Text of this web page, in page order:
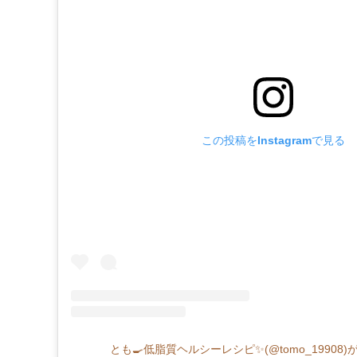
この投稿をInstagramで見る
とも🍳低脂質ヘルシーレシピ✨(@tomo_19908)